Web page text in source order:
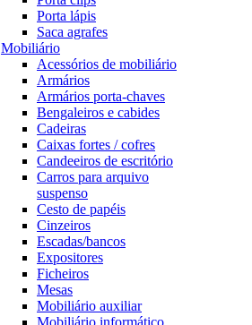
Porta lápis
Saca agrafes
Mobiliário
Acessórios de mobiliário
Armários
Armários porta-chaves
Bengaleiros e cabides
Cadeiras
Caixas fortes / cofres
Candeeiros de escritório
Carros para arquivo
suspenso
Cesto de papéis
Cinzeiros
Escadas/bancos
Expositores
Ficheiros
Mesas
Mobiliário auxiliar
Mobiliário informático